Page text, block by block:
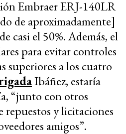
Embraer ERJ-140LR
de aproximadamente]
casi el 50%. Además, el
para evitar controles
superiores a los cuatro
Ibáñez, estaría
“junto con otros
repuestos y licitaciones
amigos”.